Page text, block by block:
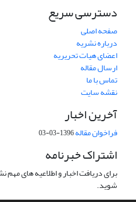
دسترسی سریع
صفحه اصلی
درباره نشریه
اعضای هیات تحریریه
ارسال مقاله
تماس با ما
نقشه سایت
آخرین اخبار
فراخوان مقاله1396-03-03
اشتراک خبرنامه
برای دریافت اخبار و اطلاعیه های
شوید.